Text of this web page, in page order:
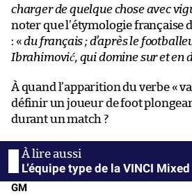
charger de quelque chose avec
noter que l’étymologie française
: «du français ; d’après le
Ibrahimović, qui domine sur et en
À quand l’apparition du verbe «
définir un joueur de foot
durant un match ?
L’équipe type de la VINCI
GM